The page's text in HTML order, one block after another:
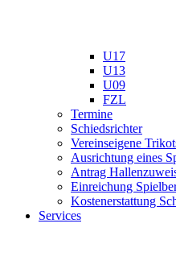
U17
U13
U09
FZL
Termine
Schiedsrichter
Vereinseigene
Ausrichtung eines
Antrag
Einreichung
Kostenerstattung
Services